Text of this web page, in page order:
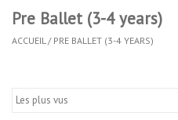
Pre Ballet (3-4 years)
ACCUEIL / PRE BALLET (3-4 YEARS)